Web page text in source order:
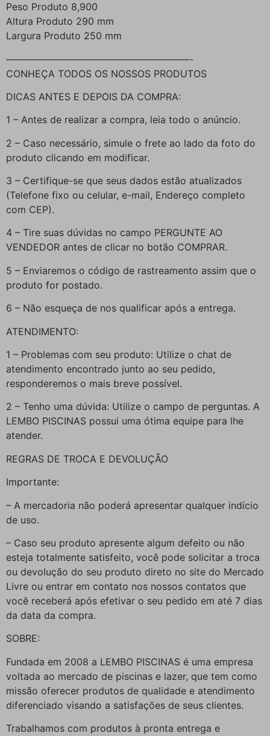
Peso Produto 8,900
Altura Produto 290 mm
Largura Produto 250 mm
———————————————————-
CONHEÇA TODOS OS NOSSOS PRODUTOS
DICAS ANTES E DEPOIS DA COMPRA:
1 – Antes de realizar a compra, leia todo o anúncio.
2 – Caso necessário, simule o frete ao lado da foto do
produto clicando em modificar.
3 – Certifique-se que seus dados estão atualizados
(Telefone fixo ou celular, e-mail, Endereço completo
com CEP).
4 – Tire suas dúvidas no campo PERGUNTE AO
VENDEDOR antes de clicar no botão COMPRAR.
5 – Enviaremos o código de rastreamento assim que o
produto for postado.
6 – Não esqueça de nos qualificar após a entrega.
ATENDIMENTO:
1 – Problemas com seu produto: Utilize o chat de
atendimento encontrado junto ao seu pedido,
responderemos o mais breve possível.
2 – Tenho uma dúvida: Utilize o campo de perguntas. A
LEMBO PISCINAS possui uma ótima equipe para lhe
atender.
REGRAS DE TROCA E DEVOLUÇÃO
Importante:
– A mercadoria não poderá apresentar qualquer indício
de uso.
– Caso seu produto apresente algum defeito ou não
esteja totalmente satisfeito, você pode solicitar a troca
ou devolução do seu produto direto no site do Mercado
Livre ou entrar em contato nos nossos contatos que
você receberá após efetivar o seu pedido em até 7 dias
da data da compra.
SOBRE:
Fundada em 2008 a LEMBO PISCINAS é uma empresa
voltada ao mercado de piscinas e lazer, que tem como
missão oferecer produtos de qualidade e atendimento
diferenciado visando a satisfações de seus clientes.
Trabalhamos com produtos à pronta entrega e